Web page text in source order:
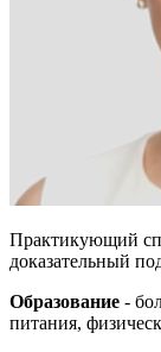
Практикующий
доказательный
Образование -
питания,